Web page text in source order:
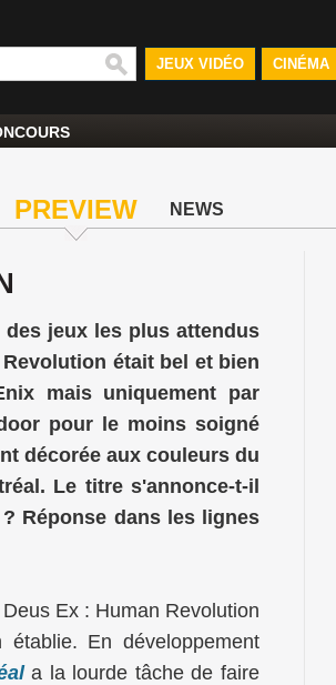
JEUX VIDÉO CINÉMA
PREVIEW NEWS
jeux les plus attendus
était bel et bien
mais uniquement par
pour le moins soigné
décorée aux couleurs du
Le titre s'annonce-t-il
Réponse dans les lignes
En développement
a la lourde tâche de faire